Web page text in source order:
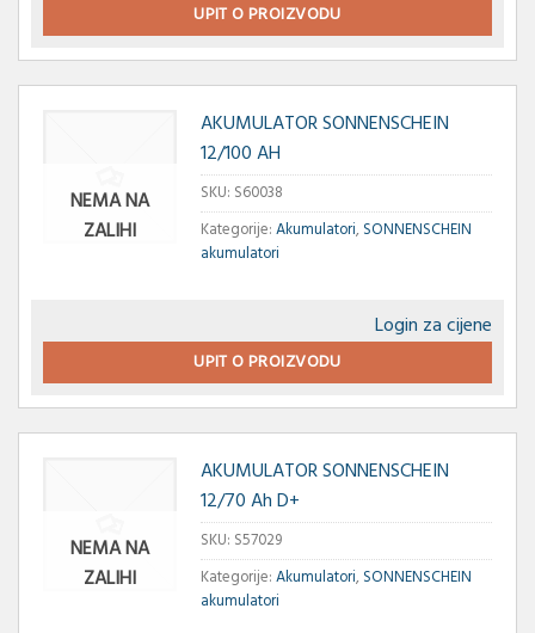
UPIT O PROIZVODU
NEMA NA
ZALIHI
AKUMULATOR SONNENSCHEIN
12/100 AH
SKU: S60038
Kategorije:Akumulatori,SONNENSCHEIN
akumulatori
Login za cijene
UPIT O PROIZVODU
NEMA NA
ZALIHI
AKUMULATOR SONNENSCHEIN
12/70 Ah D+
SKU: S57029
Kategorije:Akumulatori,SONNENSCHEIN
akumulatori